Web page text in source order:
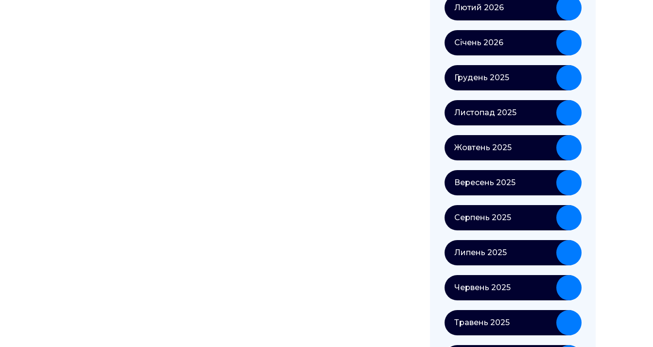
Лютий 2026
Січень 2026
Грудень 2025
Листопад 2025
Жовтень 2025
Вересень 2025
Серпень 2025
Липень 2025
Червень 2025
Травень 2025